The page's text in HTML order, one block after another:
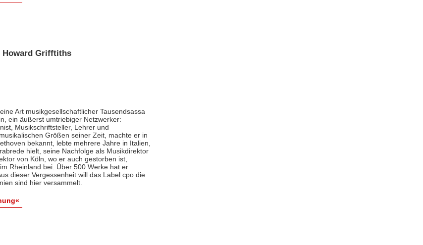
Howard Grifftiths
Art musikgesellschaftlicher Tausendsassa
ein äußerst umtriebiger Netzwerker:
Musikschriftsteller, Lehrer und
Größen seiner Zeit, machte er in
bekannt, lebte mehrere Jahre in Italien,
hielt, seine Nachfolge als Musikdirektor
von Köln, wo er auch gestorben ist,
Rheinland bei. Über 500 Werke hat er
dieser Vergessenheit will das Label cpo die
sind hier versammelt.